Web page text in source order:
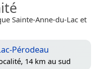
Sainte-Anne-du-Lac et
Pérodeau
14 km au sud